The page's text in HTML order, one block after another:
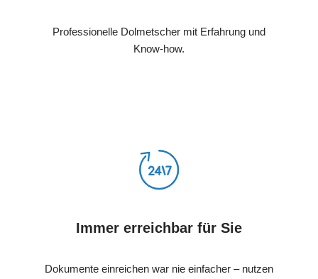
Professionelle Dolmetscher mit Erfahrung und
Know-how.
Immer erreichbar für Sie
Dokumente einreichen war nie einfacher – nutzen